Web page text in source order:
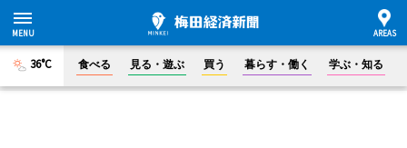
36°C 食べる 見る・遊ぶ 買う 暮らす・働く 学ぶ・知る